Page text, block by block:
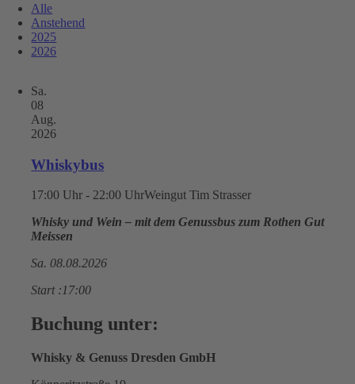
Alle
Anstehend
2025
2026
Sa.
08
Aug.
2026
Whiskybus
17:00 Uhr - 22:00 UhrWeingut Tim Strasser
Whisky und Wein – mit dem Genussbus zum Rothen Gut
Meissen
Sa. 08.08.2026
Start :17:00
Buchung unter:
Whisky & Genuss Dresden GmbH